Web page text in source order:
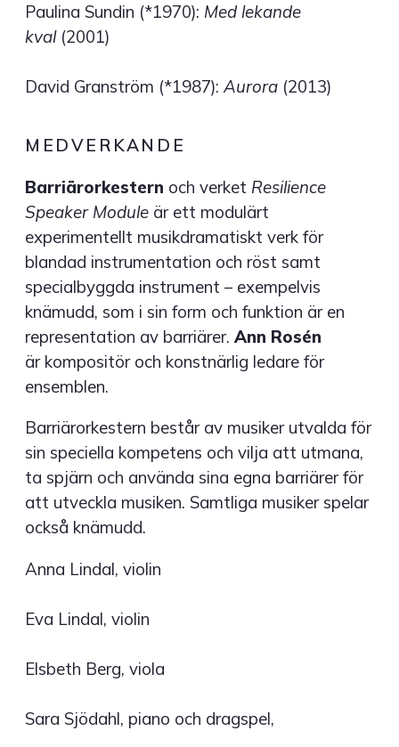
Paulina Sundin (*1970): Med lekande
kval (2001)
David Granström (*1987):Aurora (2013)
MEDVERKANDE
Barriärorkestern och verket Resilience
Speaker Module är ett modulärt
experimentellt musikdramatiskt verk för
blandad instrumentation och röst samt
specialbyggda instrument – exempelvis
knämudd, som i sin form och funktion är en
representation av barriärer.Ann Rosén
är kompositör och konstnärlig ledare för
ensemblen.
Barriärorkestern består av musiker utvalda för
sin speciella kompetens och vilja att utmana,
ta spjärn och använda sina egna barriärer för
att utveckla musiken. Samtliga musiker spelar
också knämudd.
Anna Lindal, violin
Eva Lindal, violin
Elsbeth Berg, viola
Sara Sjödahl, piano och dragspel,